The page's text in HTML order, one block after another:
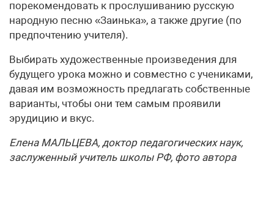
порекомендовать к прослушиванию русскую
народную песню «Заинька», а также другие (по
предпочтению учителя).
Выбирать художественные произведения для
будущего урока можно и совместно с учениками,
давая им возможность предлагать собственные
варианты, чтобы они тем самым проявили
эрудицию и вкус.
Елена МАЛЬЦЕВА, доктор педагогических наук,
заслуженный учитель школы РФ, фото автора